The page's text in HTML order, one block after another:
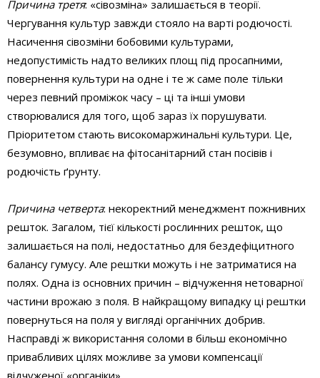
Причина третя: «сівозміна» залишається в теорії.
Чергування культур завжди стояло на варті родючості.
Насичення сівозміни бобовими культурами,
недопустимість надто великих площ під просапними,
повернення культури на одне і те ж саме поле тільки
через певний проміжок часу – ці та інші умови
створювалися для того, щоб зараз їх порушувати.
Пріоритетом стають високомаржинальні культури. Це,
безумовно, впливає на фітосанітарний стан посівів і
родючість ґрунту.
Причина четверта: некоректний менеджмент пожнивних
решток. Загалом, тієї кількості рослинних решток, що
залишається на полі, недостатньо для бездефіцитного
балансу гумусу. Але рештки можуть і не затриматися на
полях. Одна із основних причин – відчуження нетоварної
частини врожаю з поля. В найкращому випадку ці рештки
повернуться на поля у вигляді органічних добрив.
Насправді ж використання соломи в більш економічно
привабливих цілях можливе за умови компенсації